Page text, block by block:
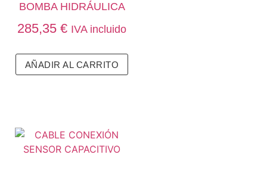
BOMBA HIDRÁULICA
285,35€ IVA incluido
AÑADIR AL CARRITO